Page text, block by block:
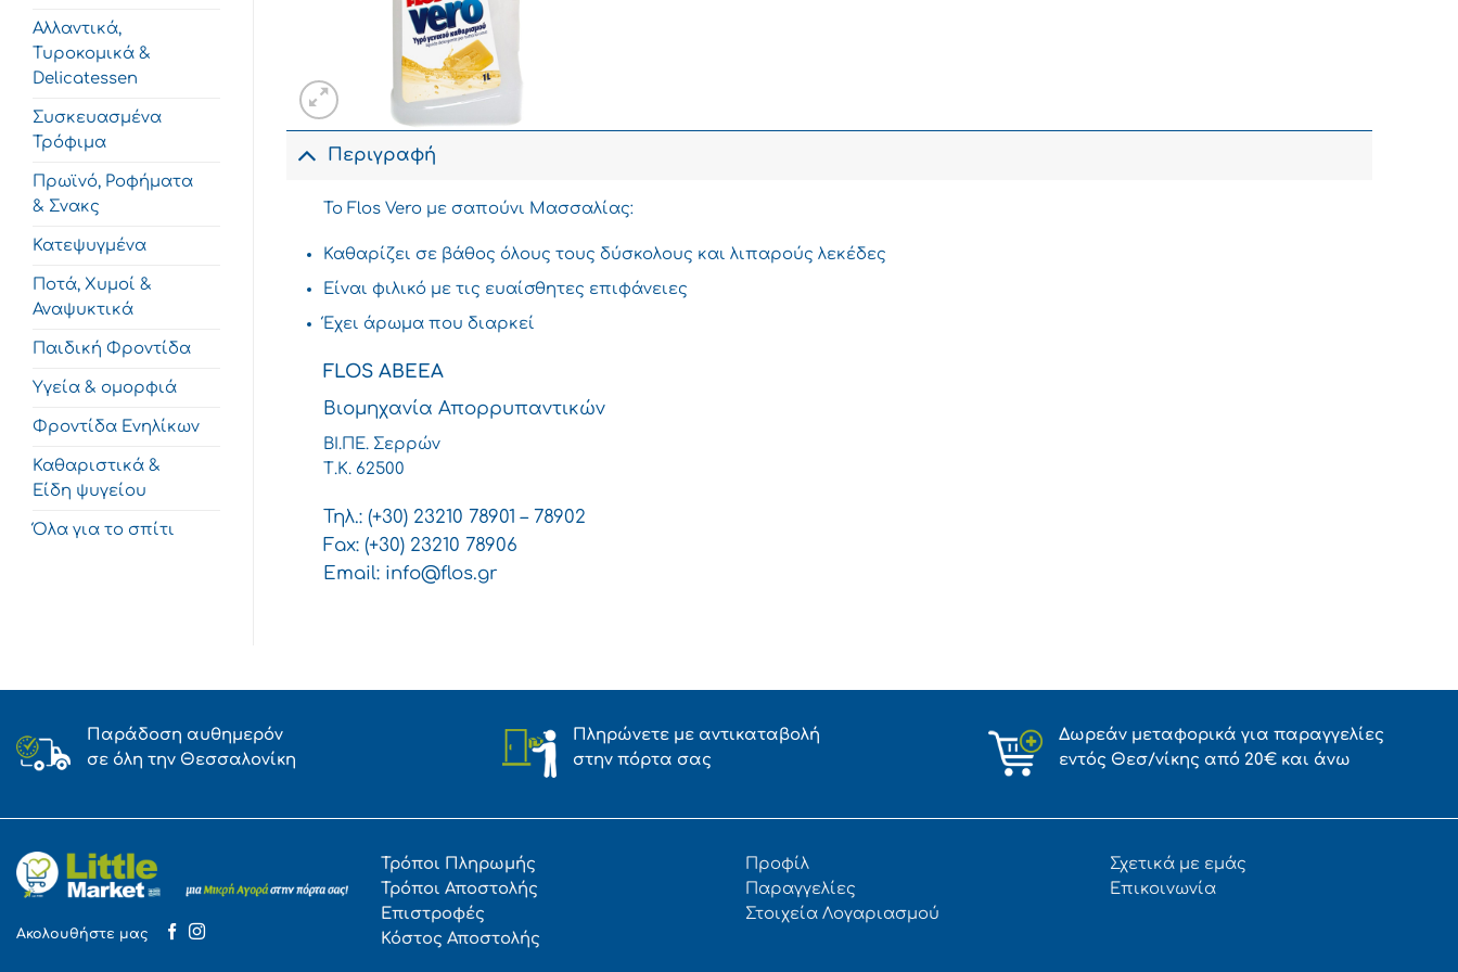
Αλλαντικά,
Τυροκομικά &
Delicatessen
Συσκευασμένα
Τρόφιμα
Πρωϊνό, Ροφήματα
& Σνακς
Κατεψυγμένα
Ποτά, Χυμοί &
Αναψυκτικά
Παιδική Φροντίδα
Υγεία & ομορφιά
Φροντίδα Ενηλίκων
Καθαριστικά &
Είδη ψυγείου
Όλα για το σπίτι
Περιγραφή
To Flos Vero με σαπούνι Μασσαλίας:
Καθαρίζει σε βάθος όλους τους δύσκολους και λιπαρούς λεκέδες
Είναι φιλικό με τις ευαίσθητες επιφάνειες
Έχει άρωμα που διαρκεί
FLOS ΑΒΕΕΑ
Βιομηχανία Απορρυπαντικών
ΒΙ.ΠΕ. Σερρών
Τ.Κ. 62500
Τηλ.: (+30) 23210 78901 – 78902
Fax: (+30) 23210 78906
Email: info@flos.gr
Παράδοση αυθημερόν
σε όλη την Θεσσαλονίκη
Πληρώνετε με αντικαταβολή
στην πόρτα σας
Δωρεάν μεταφορικά για παραγγελίες
εντός Θεσ/νίκης από 20€ και άνω
Ακολουθήστε μας
Τρόποι Πληρωμής
Τρόποι Αποστολής
Επιστροφές
Κόστος Αποστολής
Προφίλ
Παραγγελίες
Στοιχεία Λογαριασμού
Σχετικά με εμάς
Επικοινωνία